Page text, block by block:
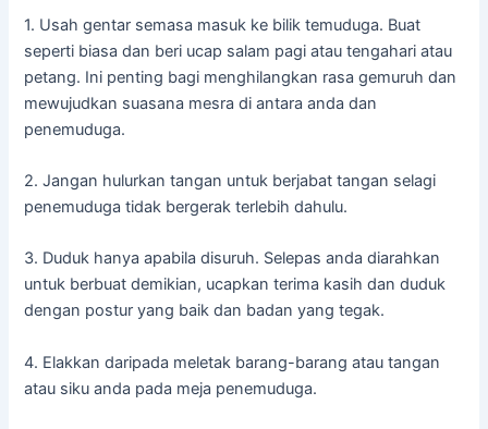
1. Usah gentar semasa masuk ke bilik temuduga. Buat
seperti biasa dan beri ucap salam pagi atau tengahari atau
petang. Ini penting bagi menghilangkan rasa gemuruh dan
mewujudkan suasana mesra di antara anda dan
penemuduga.
2. Jangan hulurkan tangan untuk berjabat tangan selagi
penemuduga tidak bergerak terlebih dahulu.
3. Duduk hanya apabila disuruh. Selepas anda diarahkan
untuk berbuat demikian, ucapkan terima kasih dan duduk
dengan postur yang baik dan badan yang tegak.
4. Elakkan daripada meletak barang-barang atau tangan
atau siku anda pada meja penemuduga.